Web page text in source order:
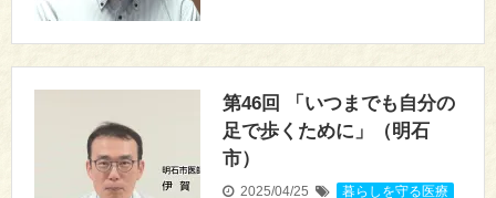
第46回 「いつまでも自分の
足で歩くために」（明石
市）
2025/04/25 暮らしを守る医療